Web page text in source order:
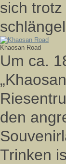
sich
Khaosan Road
Um ca.
den
Trinken